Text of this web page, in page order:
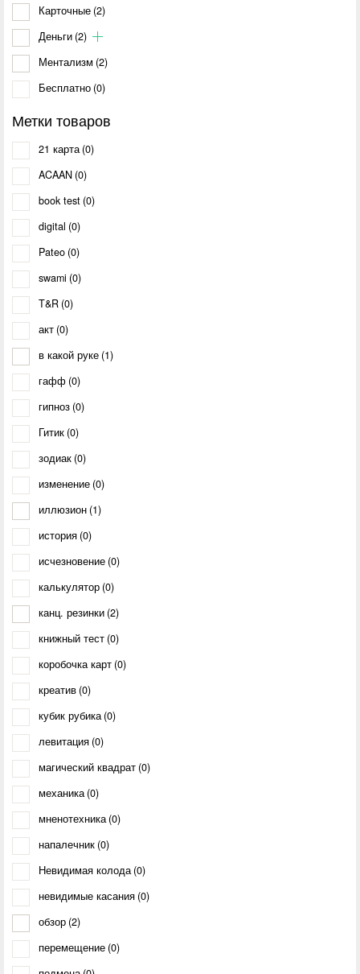
Карточные (2)
Деньги (2)
Ментализм (2)
Бесплатно (0)
Метки товаров
21 карта (0)
ACAAN (0)
book test (0)
digital (0)
Pateo (0)
swami (0)
T&R (0)
акт (0)
в какой руке (1)
гафф (0)
гипноз (0)
Гитик (0)
зодиак (0)
изменение (0)
иллюзион (1)
история (0)
исчезновение (0)
калькулятор (0)
канц. резинки (2)
книжный тест (0)
коробочка карт (0)
креатив (0)
кубик рубика (0)
левитация (0)
магический квадрат (0)
механика (0)
мненотехника (0)
напалечник (0)
Невидимая колода (0)
невидимые касания (0)
обзор (2)
перемещение (0)